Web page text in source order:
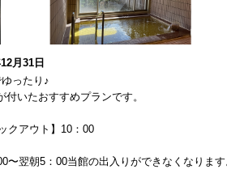
月31日
ったり♪
いたおすすめプランです。
クアウト】10：00
翌朝5：00当館の出入りができなくなります